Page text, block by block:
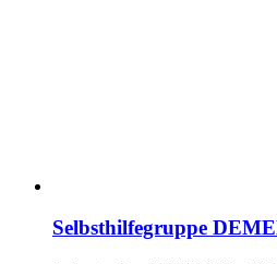
Selbsthilfegruppe